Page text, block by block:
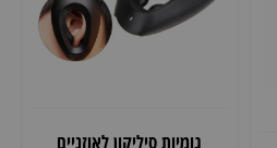
גומיות סיליקון לאוזניים